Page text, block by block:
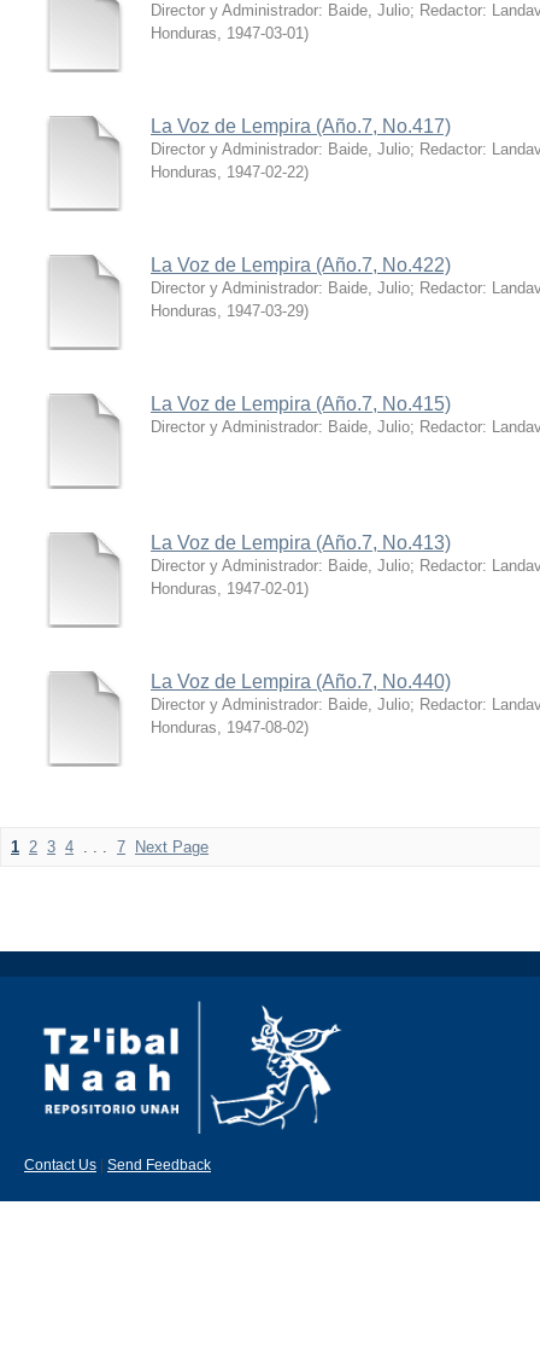
Director y Administrador: Baide, Julio; Redactor:
Honduras, 1947-03-01)
La Voz de Lempira (Año.7, No.417)
Director y Administrador: Baide, Julio; Redactor:
Honduras, 1947-02-22)
La Voz de Lempira (Año.7, No.422)
Director y Administrador: Baide, Julio; Redactor:
Honduras, 1947-03-29)
La Voz de Lempira (Año.7, No.415)
Director y Administrador: Baide, Julio; Redactor:
La Voz de Lempira (Año.7, No.413)
Director y Administrador: Baide, Julio; Redactor:
Honduras, 1947-02-01)
La Voz de Lempira (Año.7, No.440)
Director y Administrador: Baide, Julio; Redactor:
Honduras, 1947-08-02)
1 2 3 4 . . . 7 Next Page
Contact Us Send Feedback